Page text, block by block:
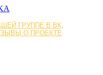
ГРУППЕ В ВК,
О ПРОЕКТЕ